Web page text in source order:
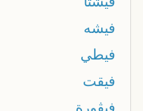
فيشه
فيطي
فيقت
فيڨورة